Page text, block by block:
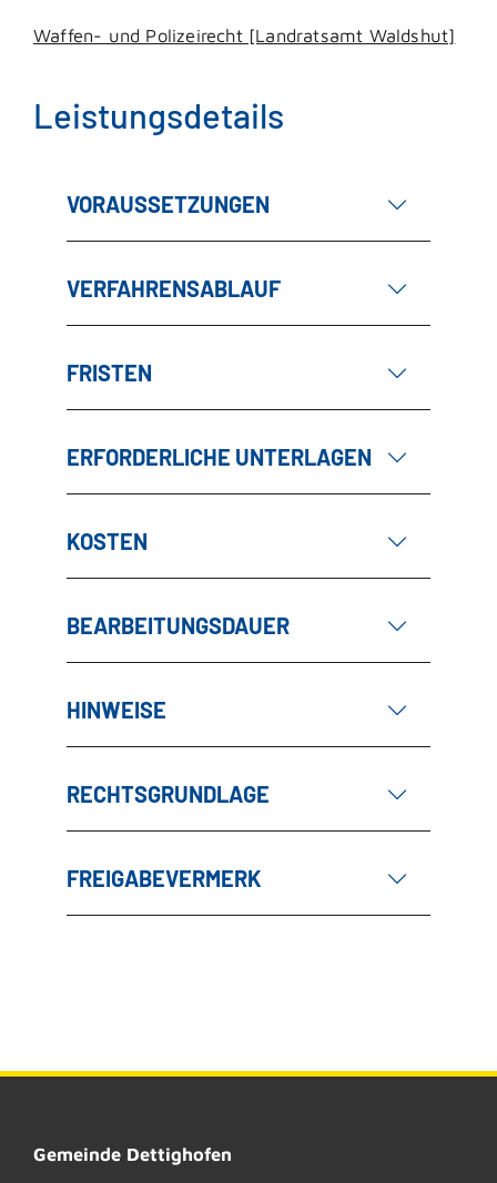
Waffen- und Polizeirecht [Landratsamt Waldshut]
Leistungsdetails
VORAUSSETZUNGEN
VERFAHRENSABLAUF
FRISTEN
ERFORDERLICHE UNTERLAGEN
KOSTEN
BEARBEITUNGSDAUER
HINWEISE
RECHTSGRUNDLAGE
FREIGABEVERMERK
Gemeinde Dettighofen